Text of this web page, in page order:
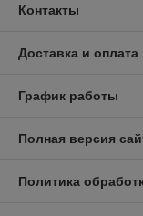
Контакты
Доставка и оплата
График работы
Полная версия
Политика